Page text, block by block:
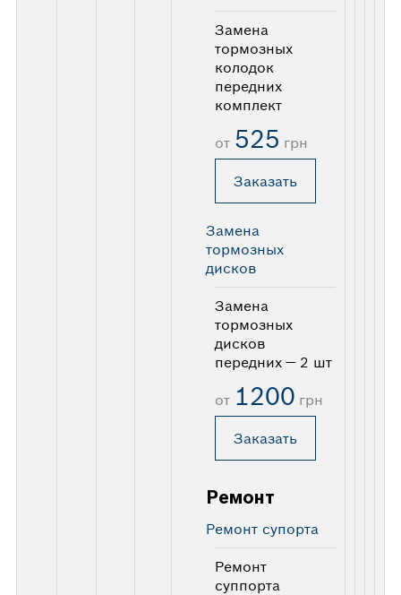
Замена
тормозных
колодок
передних
комплект
от 525 грн
Заказать
Замена
тормозных
дисков
Замена
тормозных
дисков
передних — 2 шт
от 1200 грн
Заказать
Ремонт
Ремонт супорта
Ремонт
суппорта